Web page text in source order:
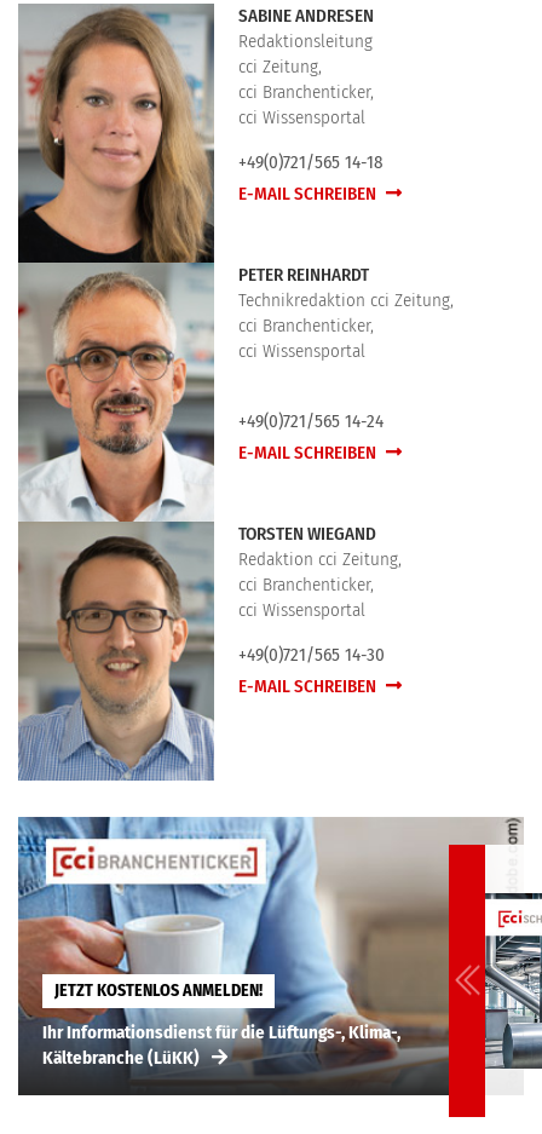
SABINE ANDRESEN
Redaktionsleitung
cci Zeitung,
cci Branchenticker,
cci Wissensportal
+49(0)721/565 14-18
E-MAIL SCHREIBEN
PETER REINHARDT
Technikredaktion cci Zeitung,
cci Branchenticker,
cci Wissensportal
+49(0)721/565 14-24
E-MAIL SCHREIBEN
TORSTEN WIEGAND
Redaktion cci Zeitung,
cci Branchenticker,
cci Wissensportal
+49(0)721/565 14-30
E-MAIL SCHREIBEN
JETZT KOSTENLOS ANMELDEN!
Ihr Informationsdienst für die Lüftungs-, Klima-,
Kältebranche (LüKK)